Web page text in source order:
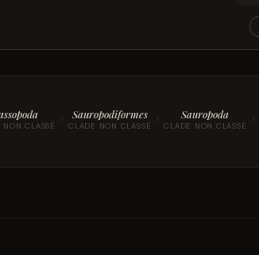
NON CLASSÉ › Sauropodiformes
CLADE NON CLASSÉ › Sauropoda
CLADE NON CLASSÉ ›